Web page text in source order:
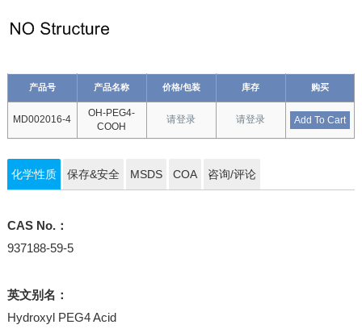
产品号 产品名称 价格/包装 库存 购买
MD002016-4
OH-PEG4-
COOH
请登录 请登录 Add To Cart
化学性质 保存&安全 MSDS COA 咨询/评论
CAS No.：
937188-59-5
英文别名：
Hydroxyl PEG4 Acid